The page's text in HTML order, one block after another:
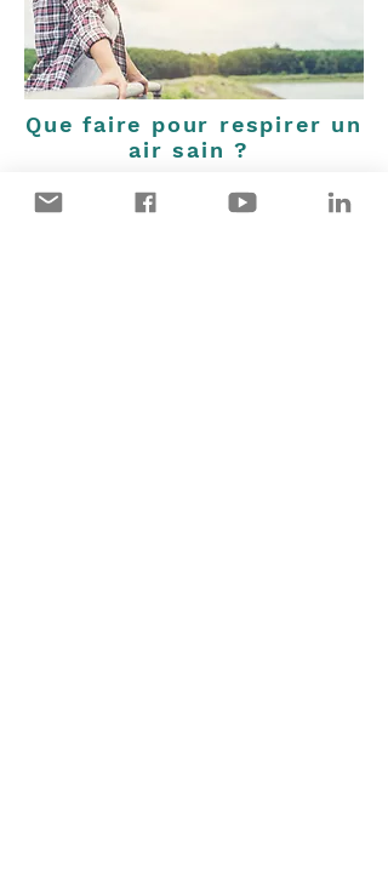
Que faire pour respirer un
air sain ?
A l'échelon collectif, depuis la conférence sur
le climat, il a été demandé de trouver des